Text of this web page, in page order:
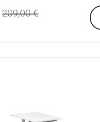
209,00 €